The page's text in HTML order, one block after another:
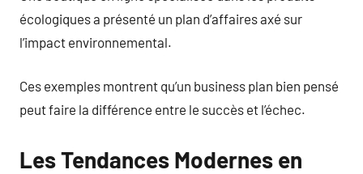
écologiques a présenté un plan d’affaires axé sur
l’impact environnemental.
Ces exemples montrent qu’un business plan bien pensé
peut faire la différence entre le succès et l’échec.
Les Tendances Modernes en